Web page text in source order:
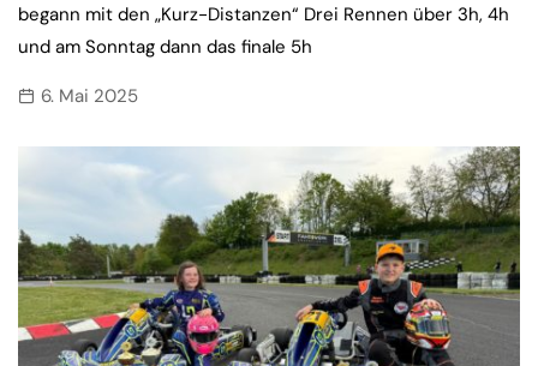
begann mit den „Kurz-Distanzen“ Drei Rennen über 3h, 4h
und am Sonntag dann das finale 5h
6. Mai 2025